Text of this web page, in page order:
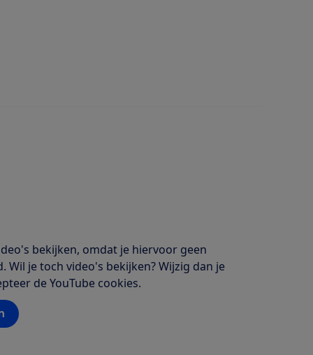
bekijken, omdat je hiervoor geen
Wil je toch video's bekijken? Wijzig dan je
de YouTube cookies.